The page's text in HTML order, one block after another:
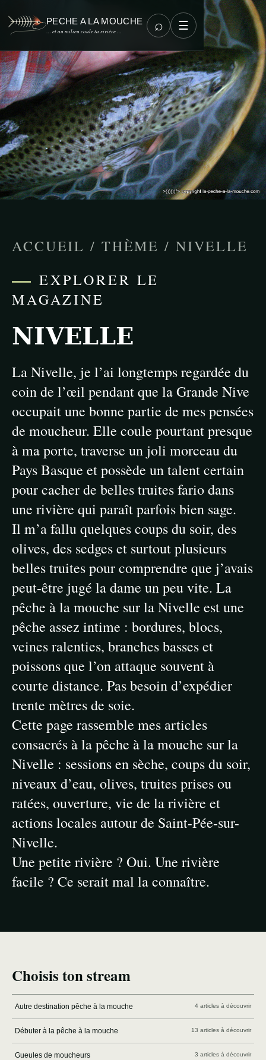
PECHE A LA MOUCHE
… et au milieu coule ta rivière … ⌕ ☰
ACCUEIL / THÈME / NIVELLE
EXPLORER LE
MAGAZINE
NIVELLE
La Nivelle, je l’ai longtemps regardée du
coin de l’œil pendant que la Grande Nive
occupait une bonne partie de mes pensées
de moucheur. Elle coule pourtant presque
à ma porte, traverse un joli morceau du
Pays Basque et possède un talent certain
pour cacher de belles truites fario dans
une rivière qui paraît parfois bien sage.
Il m’a fallu quelques coups du soir, des
olives, des sedges et surtout plusieurs
belles truites pour comprendre que j’avais
peut-être jugé la dame un peu vite. La
pêche à la mouche sur la Nivelle est une
pêche assez intime : bordures, blocs,
veines ralenties, branches basses et
poissons que l’on attaque souvent à
courte distance. Pas besoin d’expédier
trente mètres de soie.
Cette page rassemble mes articles
consacrés à la pêche à la mouche sur la
Nivelle : sessions en sèche, coups du soir,
niveaux d’eau, olives, truites prises ou
ratées, ouverture, vie de la rivière et
actions locales autour de Saint-Pée-sur-
Nivelle.
Une petite rivière ? Oui. Une rivière
facile ? Ce serait mal la connaître.
Choisis ton stream
Autre destination pêche à la mouche 4 articles à découvrir
Débuter à la pêche à la mouche 13 articles à découvrir
Gueules de moucheurs 3 articles à découvrir